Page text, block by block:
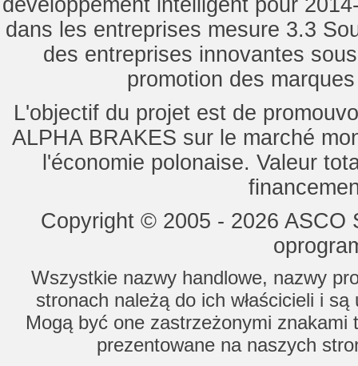
développement intelligent pour
dans les entreprises mesure 3.3
des entreprises innovantes
promotion des
L'objectif du projet est de
ALPHA BRAKES sur le marché
l'économie polonaise. Valeur
Copyright © 2005 - 2026
Wszystkie nazwy handlowe, nazwy
stronach należą do ich właścicieli i
Mogą być one zastrzeżonymi znakami
prezentowane na naszych